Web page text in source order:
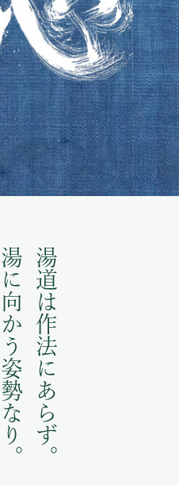
湯道は作法にあらず。
湯に向かう姿勢なり。